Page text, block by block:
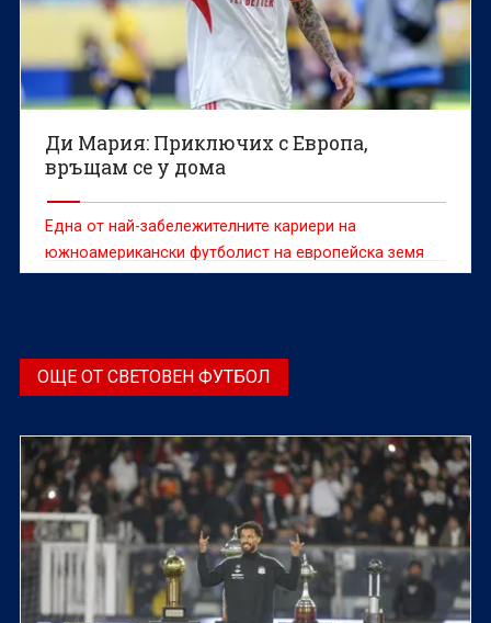
Ди Мария: Приключих с Европа,
връщам се у дома
Една от най-забележителните кариери на
южноамерикански футболист на европейска земя
приключи.
ОЩЕ ОТ СВЕТОВЕН ФУТБОЛ